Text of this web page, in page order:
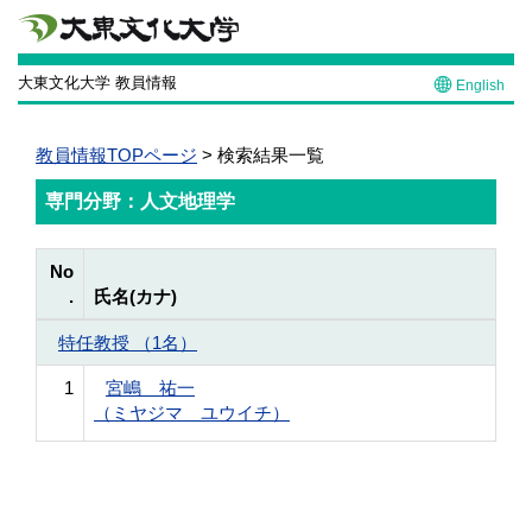
大東文化大学 教員情報 English
教員情報TOPページ > 検索結果一覧
専門分野：人文地理学
No
.
氏名(カナ)
特任教授 （1名）
1
宮嶋 祐一
（ミヤジマ ユウイチ）